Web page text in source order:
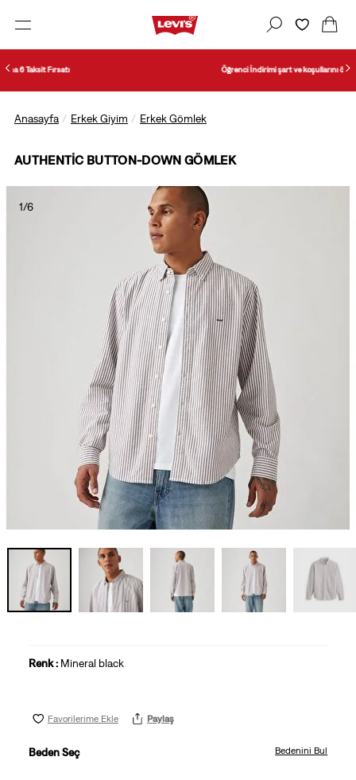
Öğrenci İndirimi şart ve koşullarını öğrenmek için tıklayın.
Anasayfa Erkek Giyim Erkek Gömlek
AUTHENTIC BUTTON-DOWN GÖMLEK
1/6
Renk : Mineral black
Favorilerime Ekle Paylaş
Beden Seç Bedenini Bul